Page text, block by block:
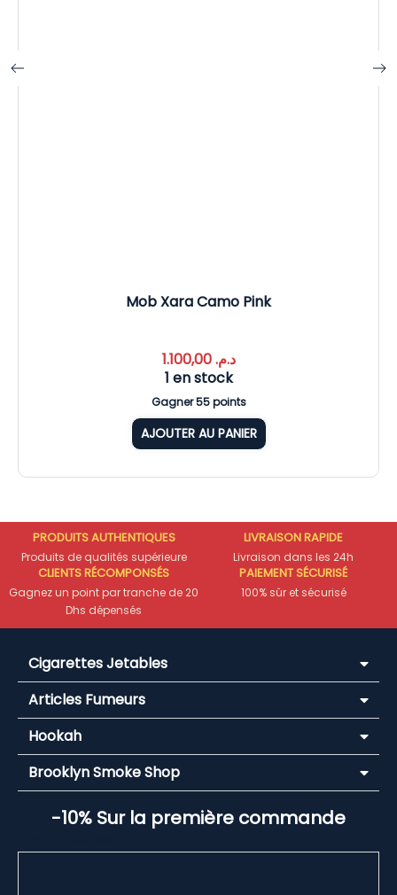
Mob Xara Camo Pink
د.م.1.100,00
1 en stock
Gagner 55 points
AJOUTER AU PANIER
PRODUITS AUTHENTIQUES
Produits de qualités supérieure
LIVRAISON RAPIDE
Livraison dans les 24h
CLIENTS RÉCOMPONSÉS
Gagnez un point par tranche de 20
Dhs dépensés
PAIEMENT SÉCURISÉ
100% sûr et sécurisé
Cigarettes Jetables
Articles Fumeurs
Hookah
Brooklyn Smoke Shop
-10% Sur la première commande